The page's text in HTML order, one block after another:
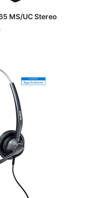
MS/UC Stereo